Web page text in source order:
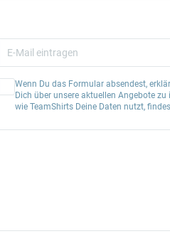
Wenn Du das Formular absendest,
Dich über unsere aktuellen Angebote
wie TeamShirts Deine Daten nutzt,